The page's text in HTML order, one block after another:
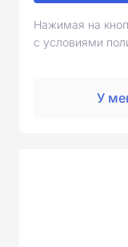
Нажимая на
с условиями
У